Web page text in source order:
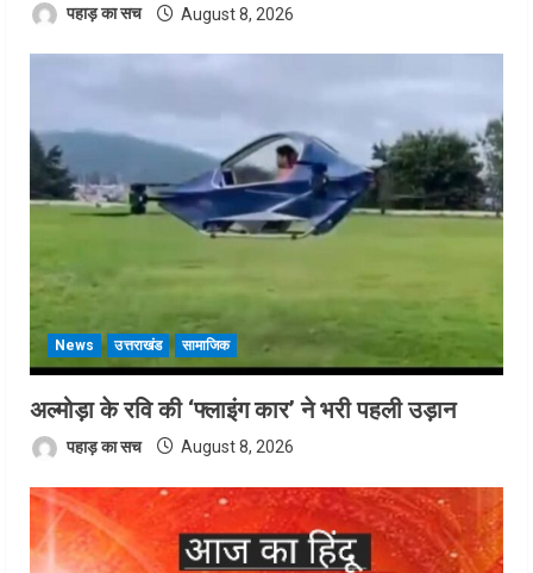
पहाड़ का सच August 8, 2026
News उत्तराखंड सामाजिक
अल्मोड़ा के रवि की ‘फ्लाइंग कार’ ने भरी पहली उड़ान
पहाड़ का सच August 8, 2026